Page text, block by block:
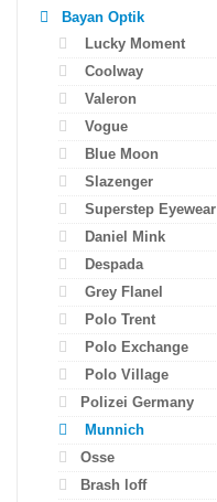
Bayan Optik
Lucky Moment
Coolway
Valeron
Vogue
Blue Moon
Slazenger
Superstep Eyewear
Daniel Mink
Despada
Grey Flanel
Polo Trent
Polo Exchange
Polo Village
Polizei Germany
Munnich
Osse
Brash loff